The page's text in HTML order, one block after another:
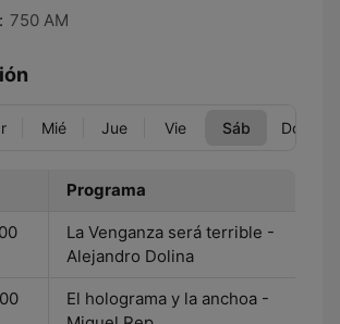
750 AM
Mié Jue Vie Sáb Dom
Programa
La Venganza será terrible -
Alejandro Dolina
El holograma y la anchoa -